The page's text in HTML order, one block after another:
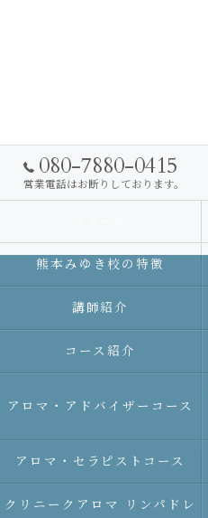
080-7880-0415
営業電話はお断りしております。
熊本みゆき校の特徴
講師紹介
コース紹介
アロマ・アドバイザーコース
アロマ・セラピストコース
クリニークアロマ リンパドレ